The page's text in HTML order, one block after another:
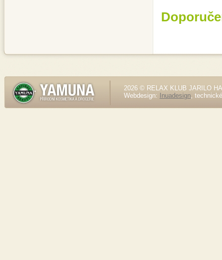
2026 © RELAX KLUB JARILO
Webdesign:
Inuadesign,